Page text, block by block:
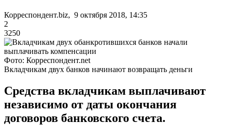
Корреспондент.biz, 9 октября 2018, 14:35
2
3250
Фото: Корреспондент.net
Вкладчикам двух банков начинают возвращать деньги
Средства вкладчикам выплачивают
независимо от даты окончания
договоров банковского счета.